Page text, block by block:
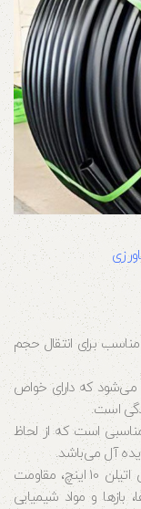
دارد که مناسب برای انتقال حجم
می‌شود که دارای خواص
است.
ضخامت مناسبی است که از لحاظ
آل می‌باشد.
لوله پلی اتیلن 10 اینچ، مقاومت
بازها و مواد شیمیایی